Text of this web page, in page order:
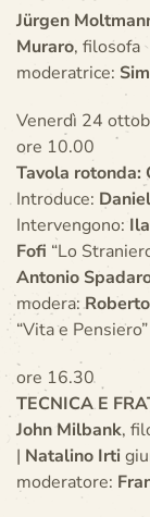
Jürgen
Muraro, filosofa
moderatrice:
Venerdì 24
ore 10.00
Tavola
Introduce:
Intervengono:
Fofi “Lo
Antonio
modera:
“Vita e Pensiero”
ore 16.30
TECNICA E
John Milbank,
| Natalino Irti
moderatore: